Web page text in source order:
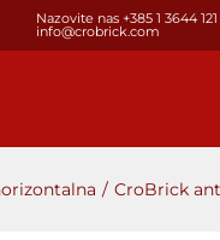
Nazovite nas +385 1 3644 121
info@crobrick.com
CroBrick